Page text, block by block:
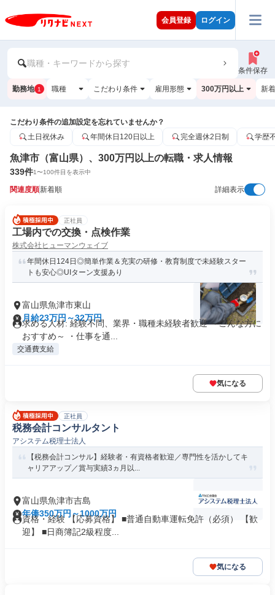
会員登録 ログイン
職種・キーワードから探す
条件保存
勤務地 1 職種 こだわり条件 雇用形態 300万円以上 新
こだわり条件の追加設定を忘れていませんか？
土日祝休み
年間休日120日以上 完全週休2日制 学歴
魚津市（富山県）、300万円以上の転職・求人情報
339件1〜100件目を表示中
関連度順新着順 詳細表示
正社員
工場内での交換・点検作業
株式会社ヒューマンウェイブ
年間休日124日◎簡単作業＆充実の研修・教育制度で未経験スター
トも安心◎UIターン支援あり
富山県魚津市東山
月給23万円～32万円
求める人材: 経験不問、業界・職種未経験者歓迎 ～こんな方に
おすすめ～ ・仕事を通...
交通費支給
気になる
正社員
税務会計コンサルタント
アシステム税理士法人
【税務会計コンサル】経験者・有資格者歓迎／専門性を活かしてキ
ャリアアップ／賞与実績3ヵ月以...
富山県魚津市吉島
年俸350万円～1000万円
資格・経験 【応募資格】 ■普通自動車運転免許（必須） 【歓
迎】 ■日商簿記2級程度...
気になる